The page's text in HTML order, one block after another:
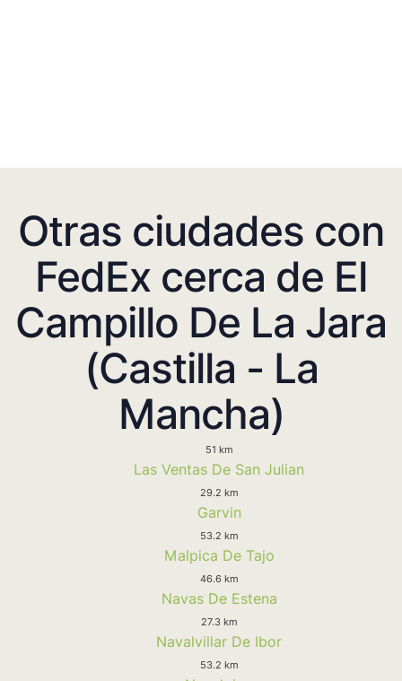
Otras ciudades con
FedEx cerca de El
Campillo De La Jara
(Castilla - La
Mancha)
51 km
Las Ventas De San Julian
29.2 km
Garvin
53.2 km
Malpica De Tajo
46.6 km
Navas De Estena
27.3 km
Navalvillar De Ibor
53.2 km